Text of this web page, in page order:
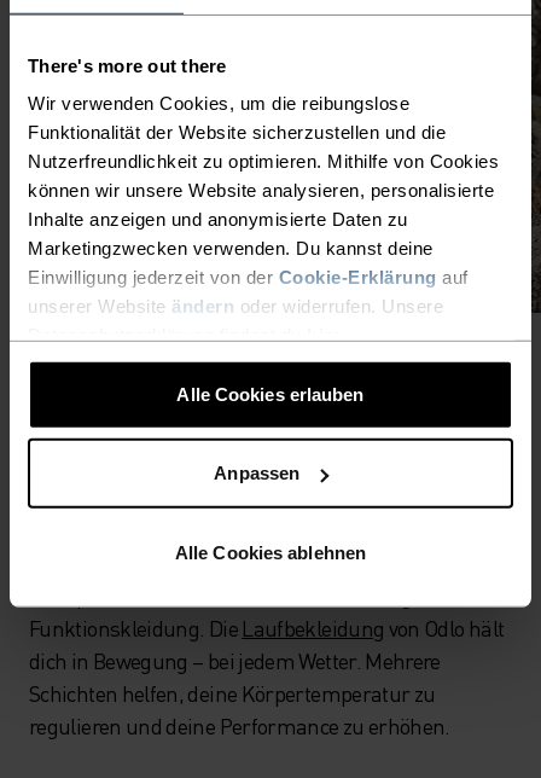
There's more out there
Wir verwenden Cookies, um die reibungslose
Funktionalität der Website sicherzustellen und die
Nutzerfreundlichkeit zu optimieren. Mithilfe von Cookies
können wir unsere Website analysieren, personalisierte
Inhalte anzeigen und anonymisierte Daten zu
Marketingzwecken verwenden. Du kannst deine
Einwilligung jederzeit von der Cookie-Erklärung auf
unserer Website ändern oder widerrufen. Unsere
Alle Cookies erlauben
Anpassen
Alle Cookies ablehnen
DIE IDEALE KLEIDUNG FÜRS
Funktionskleidung. Die Laufbekleidung von Odlo hält
dich in Bewegung – bei jedem Wetter. Mehrere
Schichten helfen, deine Körpertemperatur zu
regulieren und deine Performance zu erhöhen.